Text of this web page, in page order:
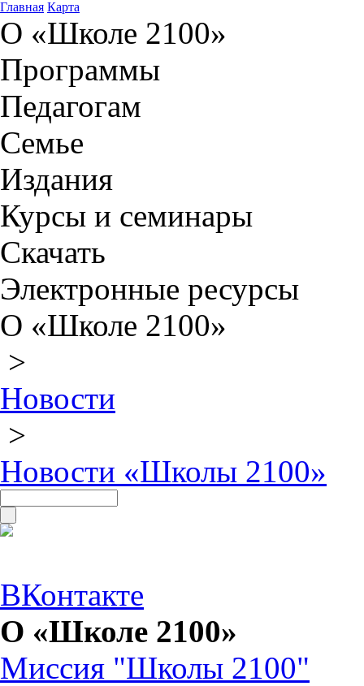
Главная Карта
О «Школе 2100»
Программы
Педагогам
Семье
Издания
Курсы и семинары
Скачать
Электронные ресурсы
О «Школе 2100»
>
Новости
>
Новости «Школы 2100»
ВКонтакте
О «Школе 2100»
Миссия "Школы 2100"